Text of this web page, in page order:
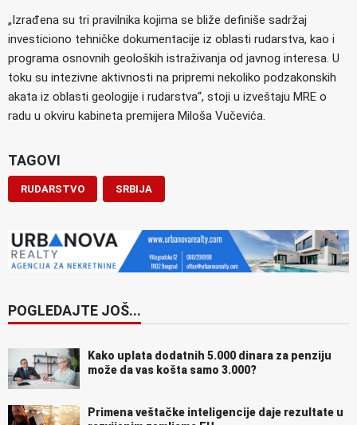
„Izrađena su tri pravilnika kojima se bliže definiše sadržaj
investiciono tehničke dokumentacije iz oblasti rudarstva, kao i
programa osnovnih geoloških istraživanja od javnog interesa. U
toku su intezivne aktivnosti na pripremi nekoliko podzakonskih
akata iz oblasti geologije i rudarstva“, stoji u izveštaju MRE o
radu u okviru kabineta premijera Miloša Vučevića.
TAGOVI
RUDARSTVO SRBIJA
POGLEDAJTE JOŠ...
Kako uplata dodatnih 5.000 dinara za penziju
može da vas košta samo 3.000?
Primena veštačke inteligencije daje rezultate u